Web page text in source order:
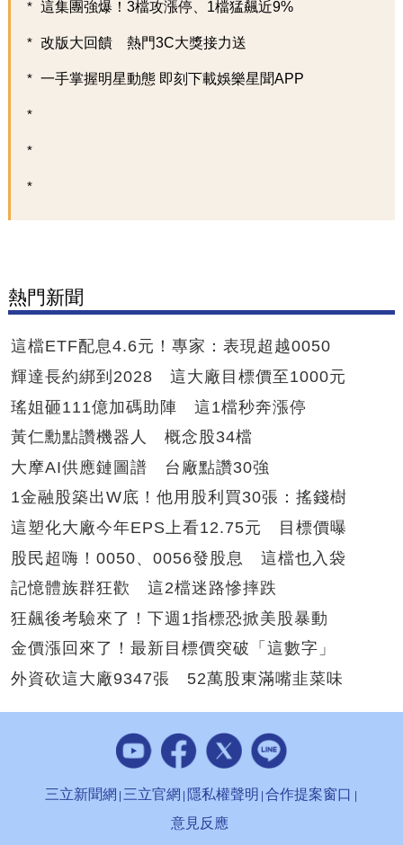
這集團強爆！3檔攻漲停、1檔猛飆近9%
改版大回饋 熱門3C大獎接力送
一手掌握明星動態 即刻下載娛樂星聞APP
熱門新聞
這檔ETF配息4.6元！專家：表現超越0050
輝達長約綁到2028 這大廠目標價至1000元
瑤姐砸111億加碼助陣 這1檔秒奔漲停
黃仁勳點讚機器人 概念股34檔
大摩AI供應鏈圖譜 台廠點讚30強
1金融股築出W底！他用股利買30張：搖錢樹
這塑化大廠今年EPS上看12.75元 目標價曝
股民超嗨！0050、0056發股息 這檔也入袋
記憶體族群狂歡 這2檔迷路慘摔跌
狂飆後考驗來了！下週1指標恐掀美股暴動
金價漲回來了！最新目標價突破「這數字」
外資砍這大廠9347張 52萬股東滿嘴韭菜味
三立新聞網 三立官網 隱私權聲明 合作提案窗口
意見反應